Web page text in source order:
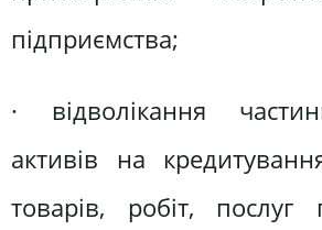
підприємства;
· відволікання
активів на
товарів, робіт, послуг